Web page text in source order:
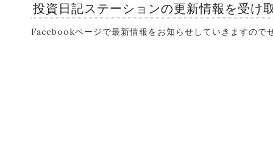
投資日記ステーションの更新情報を受け
Facebookページで最新情報をお知らせしていきますので